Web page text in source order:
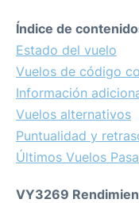
Índice de
Estado del vuelo
Vuelos de código
Información
Vuelos alternativos
Puntualidad y
Últimos Vuelos
VY3269